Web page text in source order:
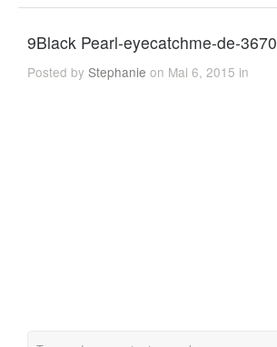
9Black Pearl-eyecatchme-de-3670
Posted byStephanie on Mai 6, 2015 in